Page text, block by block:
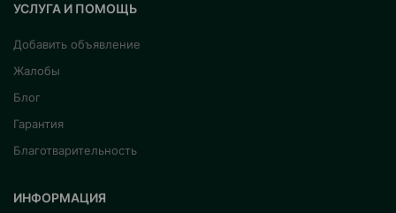
УСЛУГА И ПОМОЩЬ
Добавить объявление
Жалобы
Блог
Гарантия
Благотварительность
ИНФОРМАЦИЯ